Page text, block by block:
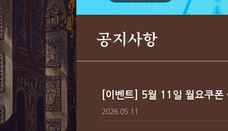
공지사항
[이벤트] 5월 11일 월요쿠폰
2026.05.11